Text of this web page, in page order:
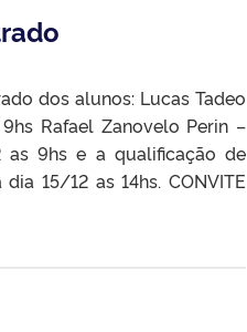
dos alunos: Lucas Tadeo
Rafael Zanovelo Perin –
as 9hs e a qualificação de
15/12 as 14hs. CONVITE